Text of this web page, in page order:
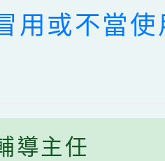
用或不當
導主任